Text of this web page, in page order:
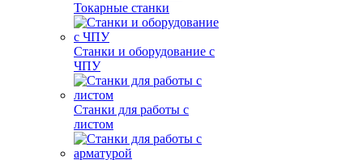
Токарные станки
Станки и оборудование с
ЧПУ
Станки для работы с
листом